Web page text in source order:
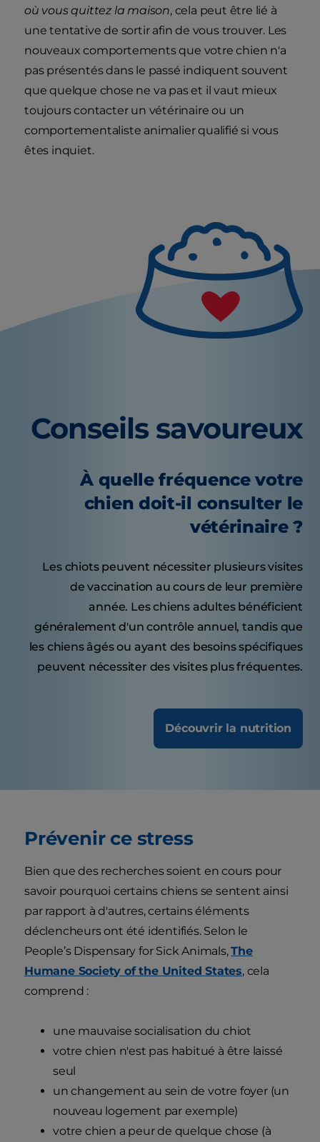
où vous quittez la maison, cela peut être lié à
une tentative de sortir afin de vous trouver. Les
nouveaux comportements que votre chien n'a
pas présentés dans le passé indiquent souvent
que quelque chose ne va pas et il vaut mieux
toujours contacter un vétérinaire ou un
comportementaliste animalier qualifié si vous
êtes inquiet.
Conseils savoureux
À quelle fréquence votre
chien doit-il consulter le
vétérinaire ?
Les chiots peuvent nécessiter plusieurs visites
de vaccination au cours de leur première
année. Les chiens adultes bénéficient
généralement d'un contrôle annuel, tandis que
les chiens âgés ou ayant des besoins spécifiques
peuvent nécessiter des visites plus fréquentes.
Découvrir la nutrition
Prévenir ce stress
Bien que des recherches soient en cours pour
savoir pourquoi certains chiens se sentent ainsi
par rapport à d'autres, certains éléments
déclencheurs ont été identifiés. Selon le
People’s Dispensary for Sick Animals,The
Humane Society of the United States, cela
comprend :
une mauvaise socialisation du chiot
votre chien n'est pas habitué à être laissé
seul
un changement au sein de votre foyer (un
nouveau logement par exemple)
votre chien a peur de quelque chose (à